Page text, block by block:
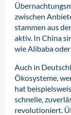
zwischen
stammen aus
aktiv. In China
wie Alibaba
Auch in
Ökosysteme,
hat
schnelle,
revolutioniert.